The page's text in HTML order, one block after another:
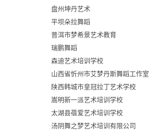
盘州坤丹艺术
平坝朵拉舞蹈
普洱市梦希景艺术教育
瑞鹏舞蹈
森迪艺术培训学校
山西省忻州市艾梦丹斯舞蹈工作室
陕西韩城市皇冠拉丁艺术学校
嵩明新一派艺术培训学校
太湖县蓓爱艺术培训学校
汤阴舞之梦艺术培训有限公司